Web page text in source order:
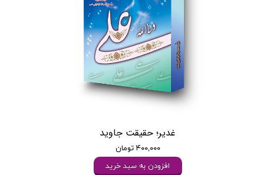
غدیر؛ حقیقت جاوید
۴۰۰,۰۰۰ تومان
افزودن به سبد خرید